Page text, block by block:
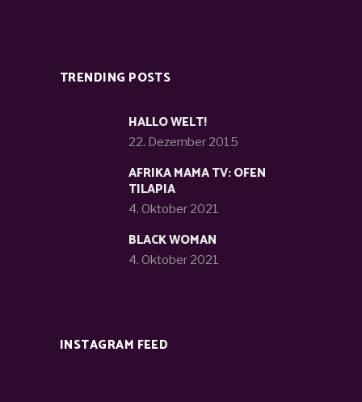
TRENDING POSTS
HALLO WELT!
22. Dezember 2015
AFRIKA MAMA TV: OFEN
TILAPIA
4. Oktober 2021
BLACK WOMAN
4. Oktober 2021
INSTAGRAM FEED